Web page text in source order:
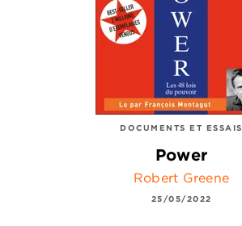
DOCUMENTS ET ESSAIS
Power
Robert Greene
25/05/2022